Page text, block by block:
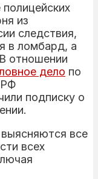
из
следствия,
в ломбард, а
отношении
дело по
РФ
подписку о
все
всех